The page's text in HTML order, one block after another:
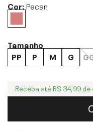
Cor:Pecan
Tamanho
PP
P M G
Receba até R$ 34,99 de